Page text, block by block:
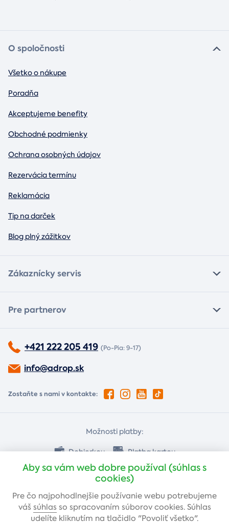
O spoločnosti
Všetko o nákupe
Poradňa
Akceptujeme benefity
Obchodné podmienky
Ochrana osobných údajov
Rezervácia termínu
Reklamácia
Tip na darček
Blog plný zážitkov
Zákaznícky servis
Pre partnerov
+421 222 205 419 (Po-Pia: 9-17)
info@adrop.sk
Zostaňte s nami v kontakte:
Možnosti platby:
Dobierkou Platba kartou
Bankovým prevodom
Aby sa vám web dobre používal (súhlas s
cookies)
Pre čo najpohodlnejšie používanie webu potrebujeme
váš súhlas so spracovaním súborov cookies. Súhlas
udelíte kliknutím na tlačidlo "Povoliť všetko".